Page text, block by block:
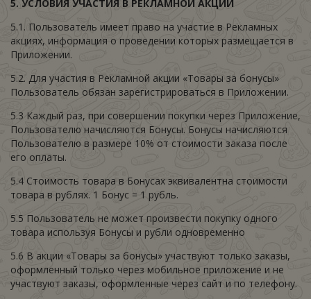
5. УСЛОВИЯ УЧАСТИЯ В РЕКЛАМНОЙ АКЦИИ
5.1. Пользователь имеет право на участие в Рекламных
акциях, информация о проведении которых размещается в
Приложении.
5.2. Для участия в Рекламной акции «Товары за бонусы»
Пользователь обязан зарегистрироваться в Приложении.
5.3 Каждый раз, при совершении покупки через Приложение,
Пользователю начисляются Бонусы. Бонусы начисляются
Пользователю в размере 10% от стоимости заказа после
его оплаты.
5.4 Стоимость товара в Бонусах эквивалентна стоимости
товара в рублях. 1 Бонус = 1 рубль.
5.5 Пользователь не может произвести покупку одного
товара используя Бонусы и рубли одновременно
5.6 В акции «Товары за бонусы» участвуют только заказы,
оформленный только через мобильное приложение и не
участвуют заказы, оформленные через сайт и по телефону.